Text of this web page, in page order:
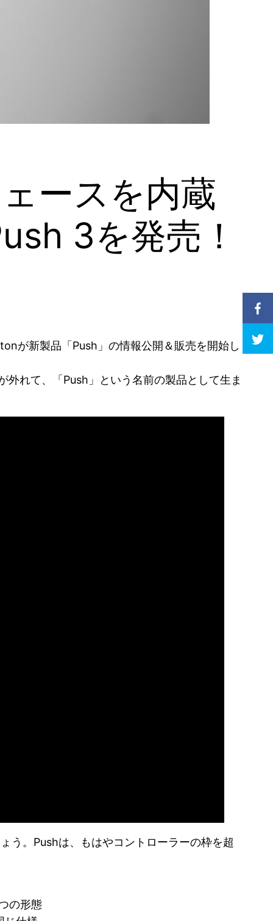
ースを内蔵
3を発売！
が新製品「Push」の情報公開＆販売を開始し
れて、「Push」という名前の製品として生ま
う。Pushは、もはやコントローラーの枠を超
の形態